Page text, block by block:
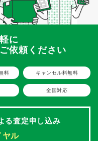
に
依頼ください
料 キャンセル料無料
全国対応
る査定申し込み
ヤル